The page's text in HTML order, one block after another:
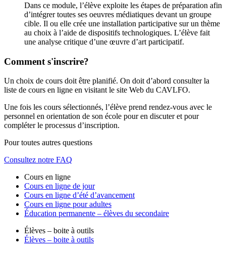
Dans ce module, l’élève exploite les étapes de préparation afin
d’intégrer toutes ses oeuvres médiatiques devant un groupe
cible. Il ou elle crée une installation participative sur un thème
au choix à l’aide de dispositifs technologiques. L’élève fait
une analyse critique d’une œuvre d’art participatif.
Comment s'inscrire?
Un choix de cours doit être planifié. On doit d’abord consulter la
liste de cours en ligne en visitant le site Web du CAVLFO.
Une fois les cours sélectionnés, l’élève prend rendez-vous avec le
personnel en orientation de son école pour en discuter et pour
compléter le processus d’inscription.
Pour toutes autres questions
Consultez notre FAQ
Cours en ligne
Cours en ligne de jour
Cours en ligne d’été d’avancement
Cours en ligne pour adultes
Éducation permanente – élèves du secondaire
Élèves – boite à outils
Élèves – boite à outils